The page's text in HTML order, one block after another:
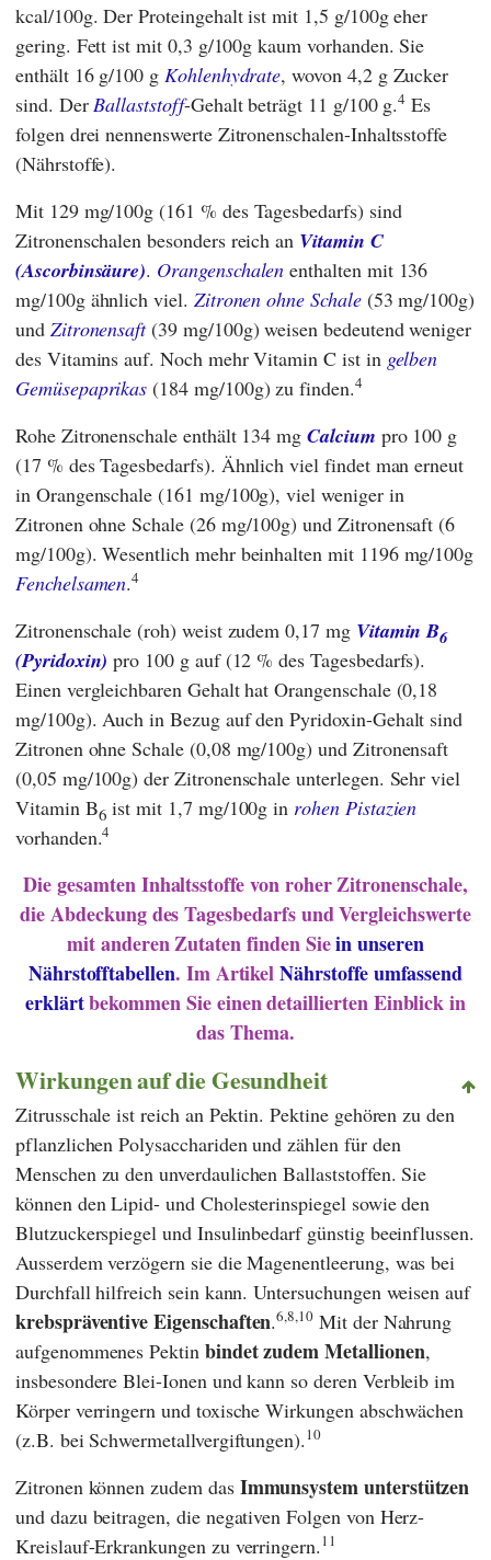
kcal/100g. Der Proteingehalt ist mit 1,5 g/100g eher
gering. Fett ist mit 0,3 g/100g kaum vorhanden. Sie
enthält 16 g/100 g Kohlenhydrate, wovon 4,2 g Zucker
sind. Der Ballaststoff-Gehalt beträgt 11 g/100 g.4 Es
folgen drei nennenswerte Zitronenschalen-Inhaltsstoffe
(Nährstoffe).
Mit 129 mg/100g (161 % des Tagesbedarfs) sind
Zitronenschalen besonders reich an Vitamin C
(Ascorbinsäure). Orangenschalen enthalten mit 136
mg/100g ähnlich viel. Zitronen ohne Schale(53 mg/100g)
und Zitronensaft(39 mg/100g) weisen bedeutend weniger
des Vitamins auf. Noch mehr Vitamin C ist in gelben
Gemüsepaprikas (184 mg/100g) zu finden.4
Rohe Zitronenschale enthält 134 mgCalcium pro 100 g
(17 % des Tagesbedarfs). Ähnlich viel findet man erneut
in Orangenschale (161 mg/100g), viel weniger in
Zitronen ohne Schale (26 mg/100g) und Zitronensaft (6
mg/100g). Wesentlich mehr beinhalten mit 1196 mg/100g
Fenchelsamen.4
Zitronenschale (roh) weist zudem 0,17 mg Vitamin B6
(Pyridoxin) pro 100 g auf (12 % des Tagesbedarfs).
Einen vergleichbaren Gehalt hat Orangenschale (0,18
mg/100g). Auch in Bezug auf den Pyridoxin-Gehalt sind
Zitronen ohne Schale (0,08 mg/100g) und Zitronensaft
(0,05 mg/100g) der Zitronenschale unterlegen. Sehr viel
Vitamin B6 ist mit 1,7 mg/100g in rohen Pistazien
vorhanden.4
Die gesamten Inhaltsstoffe von roher Zitronenschale,
die Abdeckung des Tagesbedarfs und Vergleichswerte
mit anderen Zutaten finden Siein unseren
Nährstofftabellen. Im ArtikelNährstoffe umfassend
erklärtbekommen Sie einen detaillierten Einblick in
das Thema.
Wirkungen auf die Gesundheit
Zitrusschale ist reich an Pektin. Pektine gehören zu den
pflanzlichen Polysacchariden und zählen für den
Menschen zu den unverdaulichen Ballaststoffen. Sie
können den Lipid- und Cholesterinspiegel sowie den
Blutzuckerspiegel und Insulinbedarf günstig beeinflussen.
Ausserdem verzögern sie die Magenentleerung, was bei
Durchfall hilfreich sein kann. Untersuchungen weisen auf
krebspräventive Eigenschaften.6,8,10 Mit der Nahrung
aufgenommenes Pektin bindet zudem Metallionen,
insbesondere Blei-Ionen und kann so deren Verbleib im
Körper verringern und toxische Wirkungen abschwächen
(z.B. bei Schwermetallvergiftungen).10
Zitronen können zudem das Immunsystem unterstützen
und dazu beitragen, die negativen Folgen von Herz-
Kreislauf-Erkrankungen zu verringern.11